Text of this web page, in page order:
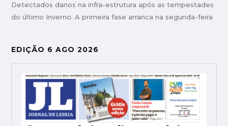
Detectados danos na infra-estrutura após as tempestades
do último Inverno. A primeira fase arranca na segunda-feira
EDIÇÃO 6 AGO 2026